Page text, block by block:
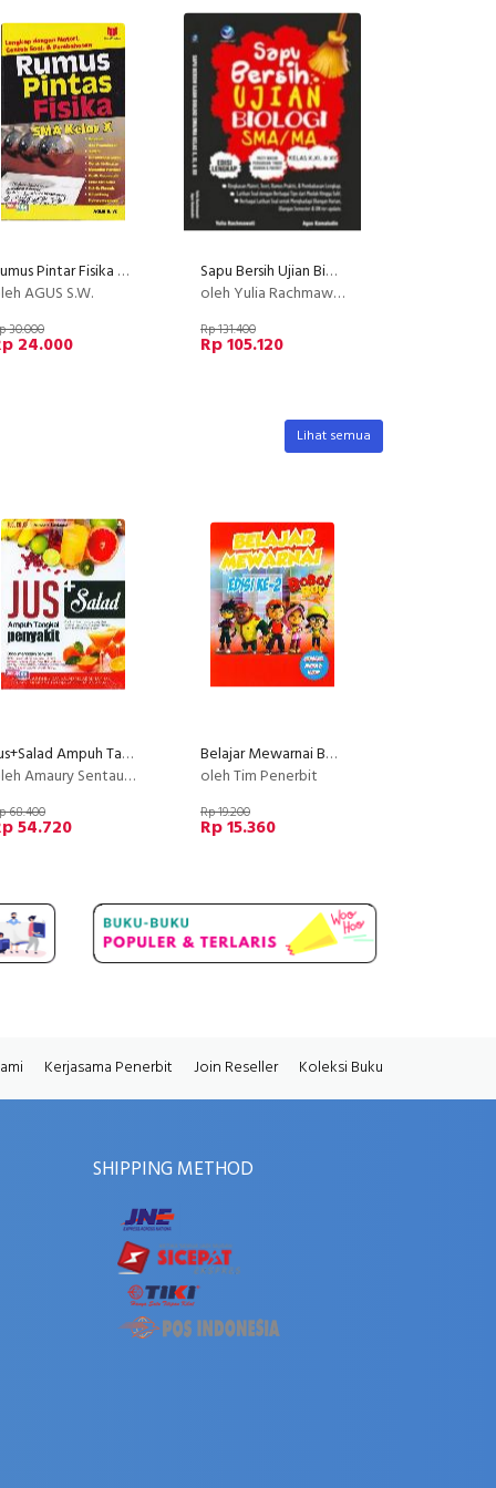
Rumus Pintar Fisika SMA Kelas X
AGUS S.W.
30.000
24.000
Sapu Bersih Ujian Biologi SMA/MA Kelas X,XI, Dan XII
oleh Yulia Rachmawati Dan Agus Kamaludin
Rp 131.400
Rp 105.120
Lihat semua
Jus+Salad Ampuh Tangkal Penyakit (full color)
Amaury Sentausa
68.400
54.720
Belajar Mewarnai Boboi Boy Edisi ke-2
oleh Tim Penerbit
Rp 19.200
Rp 15.360
Kerjasama Penerbit Join Reseller Koleksi Buku
SHIPPING METHOD